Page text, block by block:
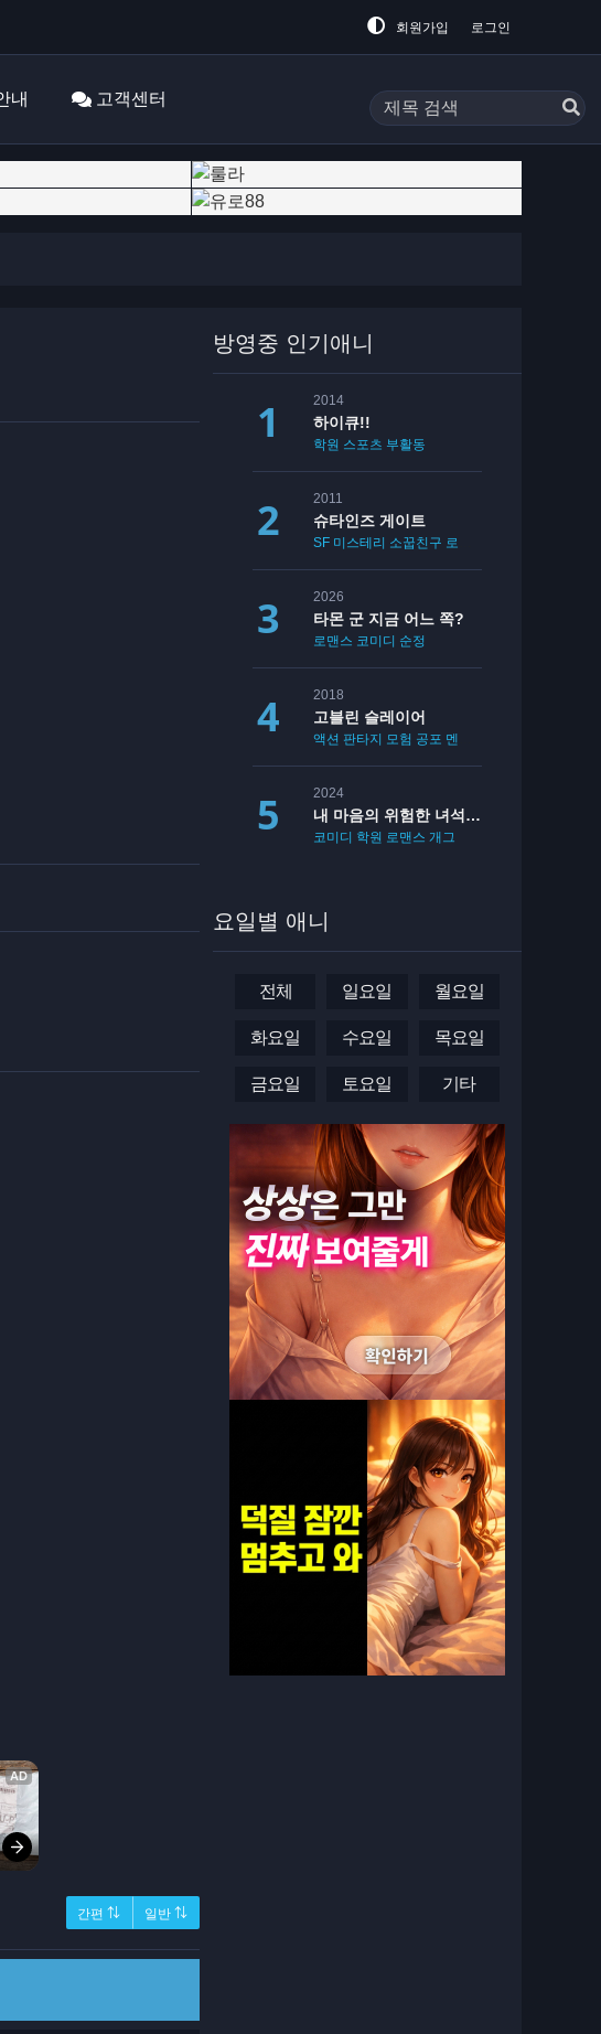
회원가입 로그인
내 고객센터
간편 ⇅ 일반 ⇅
방영중 인기애니
2014
하이큐!!
학원 스포츠 부활동
2011
슈타인즈 게이트
SF 미스테리 소꿉친구 로맨스
2026
타몬 군 지금 어느 쪽?
로맨스 코미디 순정
2018
고블린 슬레이어
액션 판타지 모험 공포 멘붕
2024
내 마음의 위험한 녀석 2기
코미디 학원 로맨스 개그
요일별 애니
전체 일요일 월요일
화요일 수요일 목요일
금요일 토요일 기타